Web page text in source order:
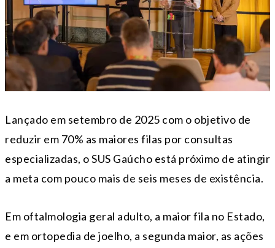
Lançado em setembro de 2025 com o objetivo de
reduzir em 70% as maiores filas por consultas
especializadas, o SUS Gaúcho está próximo de atingir
a meta com pouco mais de seis meses de existência.
Em oftalmologia geral adulto, a maior fila no Estado,
e em ortopedia de joelho, a segunda maior, as ações